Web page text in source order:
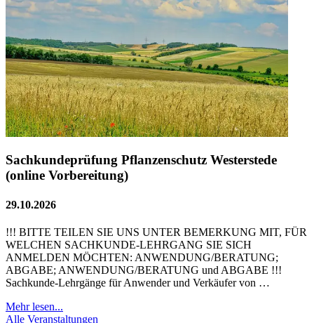
Sachkundeprüfung Pflanzenschutz Westerstede
(online Vorbereitung)
29.10.2026
!!! BITTE TEILEN SIE UNS UNTER BEMERKUNG MIT, FÜR
WELCHEN SACHKUNDE-LEHRGANG SIE SICH
ANMELDEN MÖCHTEN: ANWENDUNG/BERATUNG;
ABGABE; ANWENDUNG/BERATUNG und ABGABE !!!
Sachkunde-Lehrgänge für Anwender und Verkäufer von …
Mehr lesen...
Alle Veranstaltungen